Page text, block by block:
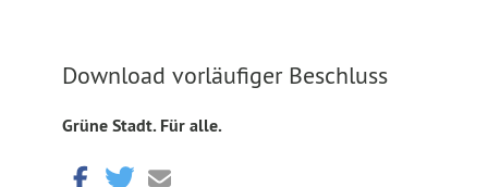
Download vorläufiger Beschluss
Grüne Stadt. Für alle.